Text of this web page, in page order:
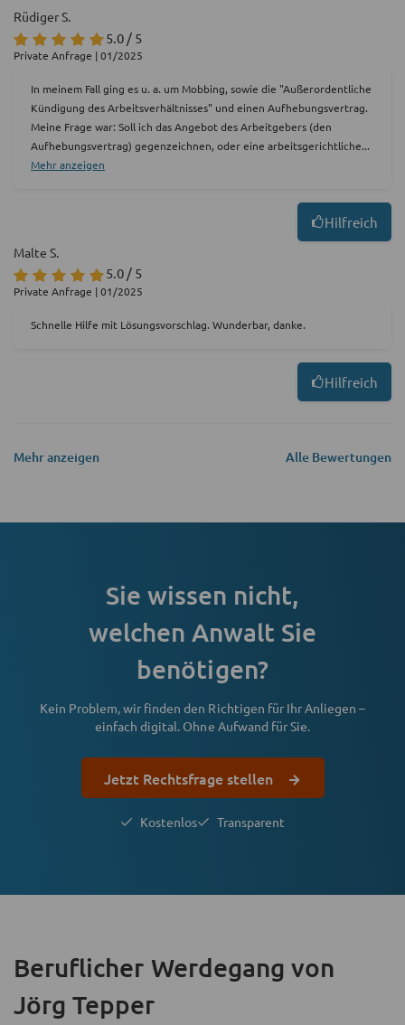
Rüdiger S.
5.0 / 5
Private Anfrage | 01/2025
In meinem Fall ging es u. a. um Mobbing, sowie die "Außerordentliche
Kündigung des Arbeitsverhältnisses" und einen Aufhebungsvertrag.
Meine Frage war: Soll ich das Angebot des Arbeitgebers (den
Aufhebungsvertrag) gegenzeichnen, oder eine arbeitsgerichtliche...
Mehr anzeigen
Hilfreich
Malte S.
5.0 / 5
Private Anfrage | 01/2025
Schnelle Hilfe mit Lösungsvorschlag. Wunderbar, danke.
Hilfreich
Mehr anzeigen Alle Bewertungen
Sie wissen nicht,
welchen Anwalt Sie
benötigen?
Kein Problem, wir finden den Richtigen für Ihr Anliegen –
einfach digital. Ohne Aufwand für Sie.
Jetzt Rechtsfrage stellen
Kostenlos Transparent
Beruflicher Werdegang von
Jörg Tepper